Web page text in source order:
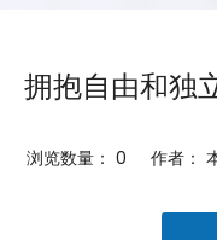
拥抱自由和独
浏览数量： 0 作者：